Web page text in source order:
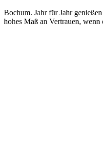
Bochum. Jahr für Jahr
hohes Maß an Vertrauen,